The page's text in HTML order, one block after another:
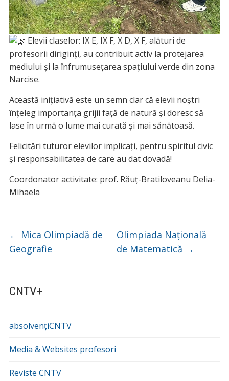
CNTV+
absolvențiCNTV
Media & Websites profesori
Reviste CNTV
Elevii claselor: IX E, IX F, X D, X F, alături de
profesorii diriginți, au contribuit activ la protejarea
mediului și la înfrumusețarea spațiului verde din zona
Narcise.
Această inițiativă este un semn clar că elevii noștri
înțeleg importanța grijii față de natură și doresc să
lase în urmă o lume mai curată și mai sănătoasă.
Felicitări tuturor elevilor implicați, pentru spiritul civic
și responsabilitatea de care au dat dovadă!
Coordonator activitate: prof. Răuț-Bratiloveanu Delia-
Mihaela
← Mica Olimpiadă de
Geografie
Olimpiada Națională
de Matematică →